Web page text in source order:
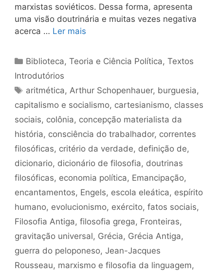
marxistas soviéticos. Dessa forma, apresenta
uma visão doutrinária e muitas vezes negativa
acerca … Ler mais
Categorias
Biblioteca,Teoria e Ciência Política,Textos
Introdutórios
Tags
aritmética, Arthur Schopenhauer, burguesia,
capitalismo e socialismo, cartesianismo, classes
sociais, colônia, concepção materialista da
história, consciência do trabalhador, correntes
filosóficas, critério da verdade, definição de,
dicionario, dicionário de filosofia, doutrinas
filosóficas, economia política, Emancipação,
encantamentos, Engels, escola eleática, espírito
humano, evolucionismo, exército, fatos sociais,
Filosofia Antiga, filosofia grega, Fronteiras,
gravitação universal, Grécia, Grécia Antiga,
guerra do peloponeso, Jean-Jacques
Rousseau, marxismo e filosofia da linguagem,